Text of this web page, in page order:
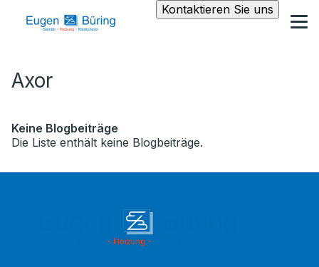
Kontaktieren Sie uns
Axor
Keine Blogbeiträge
Die Liste enthält keine Blogbeiträge.